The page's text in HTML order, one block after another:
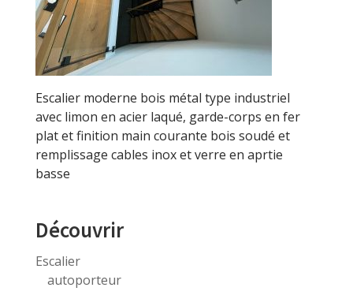
Escalier moderne bois métal type industriel
avec limon en acier laqué, garde-corps en fer
plat et finition main courante bois soudé et
remplissage cables inox et verre en aprtie
basse
Découvrir
Escalier
autoporteur